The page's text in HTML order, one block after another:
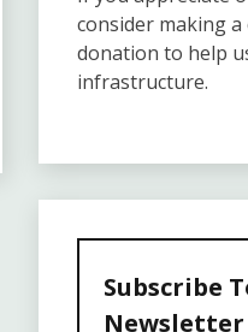
consider making
donation to help
infrastructure.
Subscribe
Newsletter